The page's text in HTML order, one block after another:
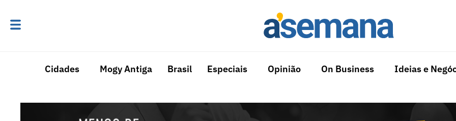
Cidades Mogy Antiga Brasil Especiais Opinião On Business Ideias e